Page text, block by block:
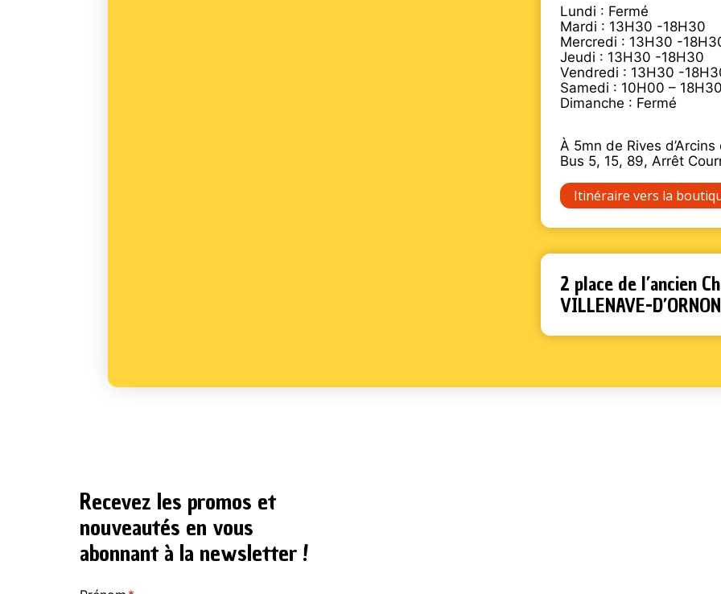
Lundi : Fermé
Mardi : 13H30 -18H30
Mercredi : 13H30 -
Jeudi : 13H30 -18H30
Vendredi : 13H30 -
Samedi : 10H00 – 18H30
Dimanche : Fermé
À 5mn de Rives
Bus 5, 15, 89, Arrêt
Itinéraire vers la
2 place de l’ancien
VILLENAVE-D’ORNON
Recevez les promos et
nouveautés en vous
abonnant à la newsletter !